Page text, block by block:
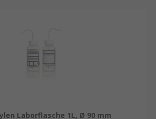
Laborflasche 1L, Ø 90 mm